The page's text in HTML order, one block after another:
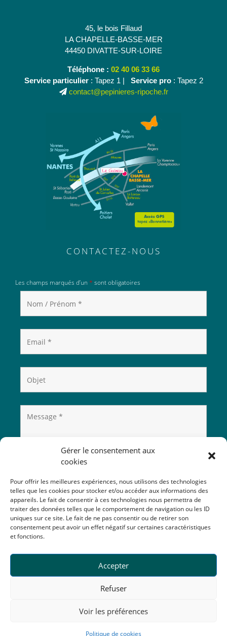
Gérer le consentement aux
cookies
Pour offrir les meilleures expériences, nous utilisons des technologies
telles que les cookies pour stocker et/ou accéder aux informations des
appareils. Le fait de consentir à ces technologies nous permettra de
traiter des données telles que le comportement de navigation ou les ID
uniques sur ce site. Le fait de ne pas consentir ou de retirer son
consentement peut avoir un effet négatif sur certaines caractéristiques
et fonctions.
Accepter
Refuser
Voir les préférences
Politique de cookies
45, le bois Fillaud
LA CHAPELLE-BASSE-MER
44450 DIVATTE-SUR-LOIRE
Téléphone : 02 40 06 33 66
Service particulier: Tapez 1 | Service pro: Tapez 2
contact@pepinieres-ripoche.fr
CONTACTEZ-NOUS
Les champs marqués d’un * sont obligatoires